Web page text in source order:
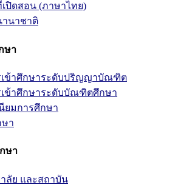
ปิดสอน (ภาษาไทย)
นาชาติ
ษา
เข้าศึกษาระดับปริญญาบัณฑิต
ข้าศึกษาระดับบัณฑิตศึกษา
ยมการศึกษา
า
ษา
ลัย และสถาบัน